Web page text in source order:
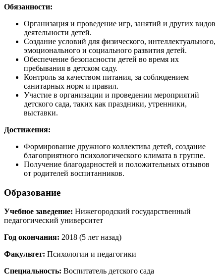
Обязанности:
Организация и проведение игр, занятий и других видов
деятельности детей.
Создание условий для физического, интеллектуального,
эмоционального и социального развития детей.
Обеспечение безопасности детей во время их
пребывания в детском саду.
Контроль за качеством питания, за соблюдением
санитарных норм и правил.
Участие в организации и проведении мероприятий
детского сада, таких как праздники, утренники,
выставки.
Достижения:
Формирование дружного коллектива детей, создание
благоприятного психологического климата в группе.
Получение благодарностей и положительных отзывов
от родителей воспитанников.
Образование
Учебное заведение: Нижегородский государственный
педагогический университет
Год окончания: 2018 (5 лет назад)
Факультет: Психологии и педагогики
Специальность: Воспитатель детского сада